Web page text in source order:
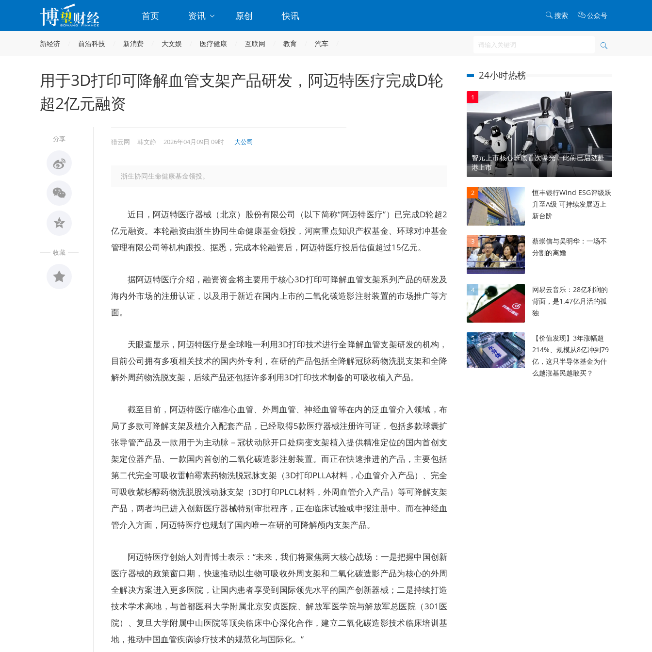
首页 资讯 原创 快讯 搜索 公众号
新经济 前沿科技 新消费 大文娱 医疗健康 互联网 教育 汽车
用于3D打印可降解血管支架产品研发，阿迈特医疗完成D轮
超2亿元融资
分享
收藏
猎云网 韩文静 2026年04月09日 09时 大公司
浙生协同生命健康基金领投。
近日，阿迈特医疗器械（北京）股份有限公司（以下简称“阿迈特医疗”）已完成D轮超2
亿元融资。本轮融资由浙生协同生命健康基金领投，河南重点知识产权基金、环球对冲基金
管理有限公司等机构跟投。据悉，完成本轮融资后，阿迈特医疗投后估值超过15亿元。
据阿迈特医疗介绍，融资资金将主要用于核心3D打印可降解血管支架系列产品的研发及
海内外市场的注册认证，以及用于新近在国内上市的二氧化碳造影注射装置的市场推广等方
面。
天眼查显示，阿迈特医疗是全球唯一利用3D打印技术进行全降解血管支架研发的机构，
目前公司拥有多项相关技术的国内外专利，在研的产品包括全降解冠脉药物洗脱支架和全降
解外周药物洗脱支架，后续产品还包括许多利用3D打印技术制备的可吸收植入产品。
截至目前，阿迈特医疗瞄准心血管、外周血管、神经血管等在内的泛血管介入领域，布
局了多款可降解支架及植介入配套产品，已经取得5款医疗器械注册许可证，包括多款球囊扩
张导管产品及一款用于为主动脉－冠状动脉开口处病变支架植入提供精准定位的国内首创支
架定位器产品、一款国内首创的二氧化碳造影注射装置。而正在快速推进的产品，主要包括
第二代完全可吸收雷帕霉素药物洗脱冠脉支架（3D打印PLLA材料，心血管介入产品）、完全
可吸收紫杉醇药物洗脱股浅动脉支架（3D打印PLCL材料，外周血管介入产品）等可降解支架
产品，两者均已进入创新医疗器械特别审批程序，正在临床试验或申报注册中。而在神经血
管介入方面，阿迈特医疗也规划了国内唯一在研的可降解颅内支架产品。
阿迈特医疗创始人刘青博士表示：“未来，我们将聚焦两大核心战场：一是把握中国创新
医疗器械的政策窗口期，快速推动以生物可吸收外周支架和二氧化碳造影产品为核心的外周
全解决方案进入更多医院，让国内患者享受到国际领先水平的国产创新器械；二是持续打造
技术学术高地，与首都医科大学附属北京安贞医院、解放军医学院与解放军总医院（301医
院）、复旦大学附属中山医院等顶尖临床中心深化合作，建立二氧化碳造影技术临床培训基
地，推动中国血管疾病诊疗技术的规范化与国际化。”
24小时热榜
1
智元上市核心班底首次曝光，此前已启动赴
港上市
2
恒丰银行Wind ESG评级跃
升至A级 可持续发展迈上
新台阶
3
蔡崇信与吴明华：一场不
分割的离婚
4
网易云音乐：28亿利润的
背面，是1.47亿月活的孤
独
5
【价值发现】3年涨幅超
214%、规模从8亿冲到79
亿，这只半导体基金为什
么越涨基民越敢买？